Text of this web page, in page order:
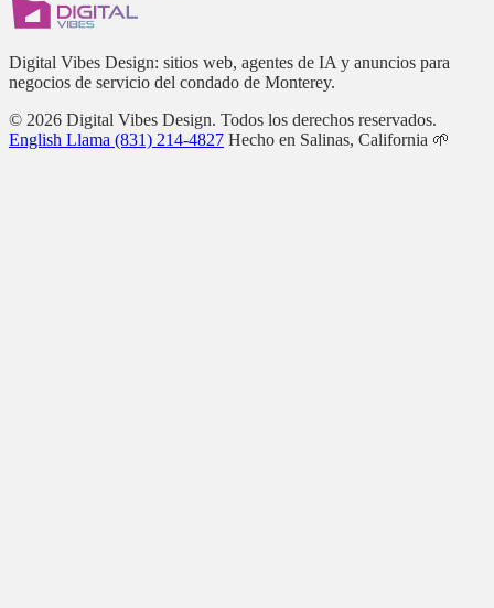
Digital Vibes Design: sitios web, agentes de IA y anuncios para
negocios de servicio del condado de Monterey.
© 2026 Digital Vibes Design. Todos los derechos reservados.
English Llama (831) 214-4827 Hecho en Salinas, California 🌱